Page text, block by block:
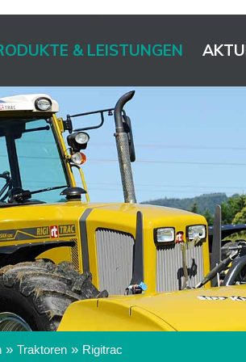
& LEISTUNGEN
» Traktoren» Rigitrac